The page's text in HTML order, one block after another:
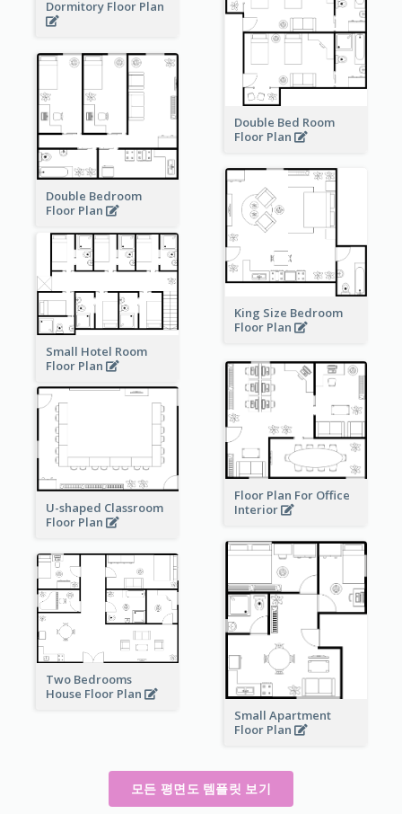
Dormitory Floor Plan
Double Bed Room
Floor Plan
Double Bedroom
Floor Plan
King Size Bedroom
Floor Plan
Small Hotel Room
Floor Plan
Floor Plan For Office
Interior
U-shaped Classroom
Floor Plan
Small Apartment
Floor Plan
Two Bedrooms
House Floor Plan
모든 평면도 템플릿 보기